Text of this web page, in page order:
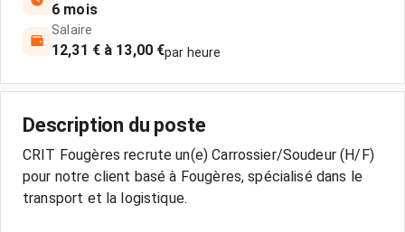
6 mois
Salaire
12,31 € à 13,00 €par heure
Description du poste
CRIT Fougères recrute un(e) Carrossier/Soudeur (H/F)
pour notre client basé à Fougères, spécialisé dans le
transport et la logistique.